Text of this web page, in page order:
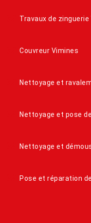
Travaux de zinguerie
Couvreur Vimines
Nettoyage et
Nettoyage et pose
Nettoyage et
Pose et réparation